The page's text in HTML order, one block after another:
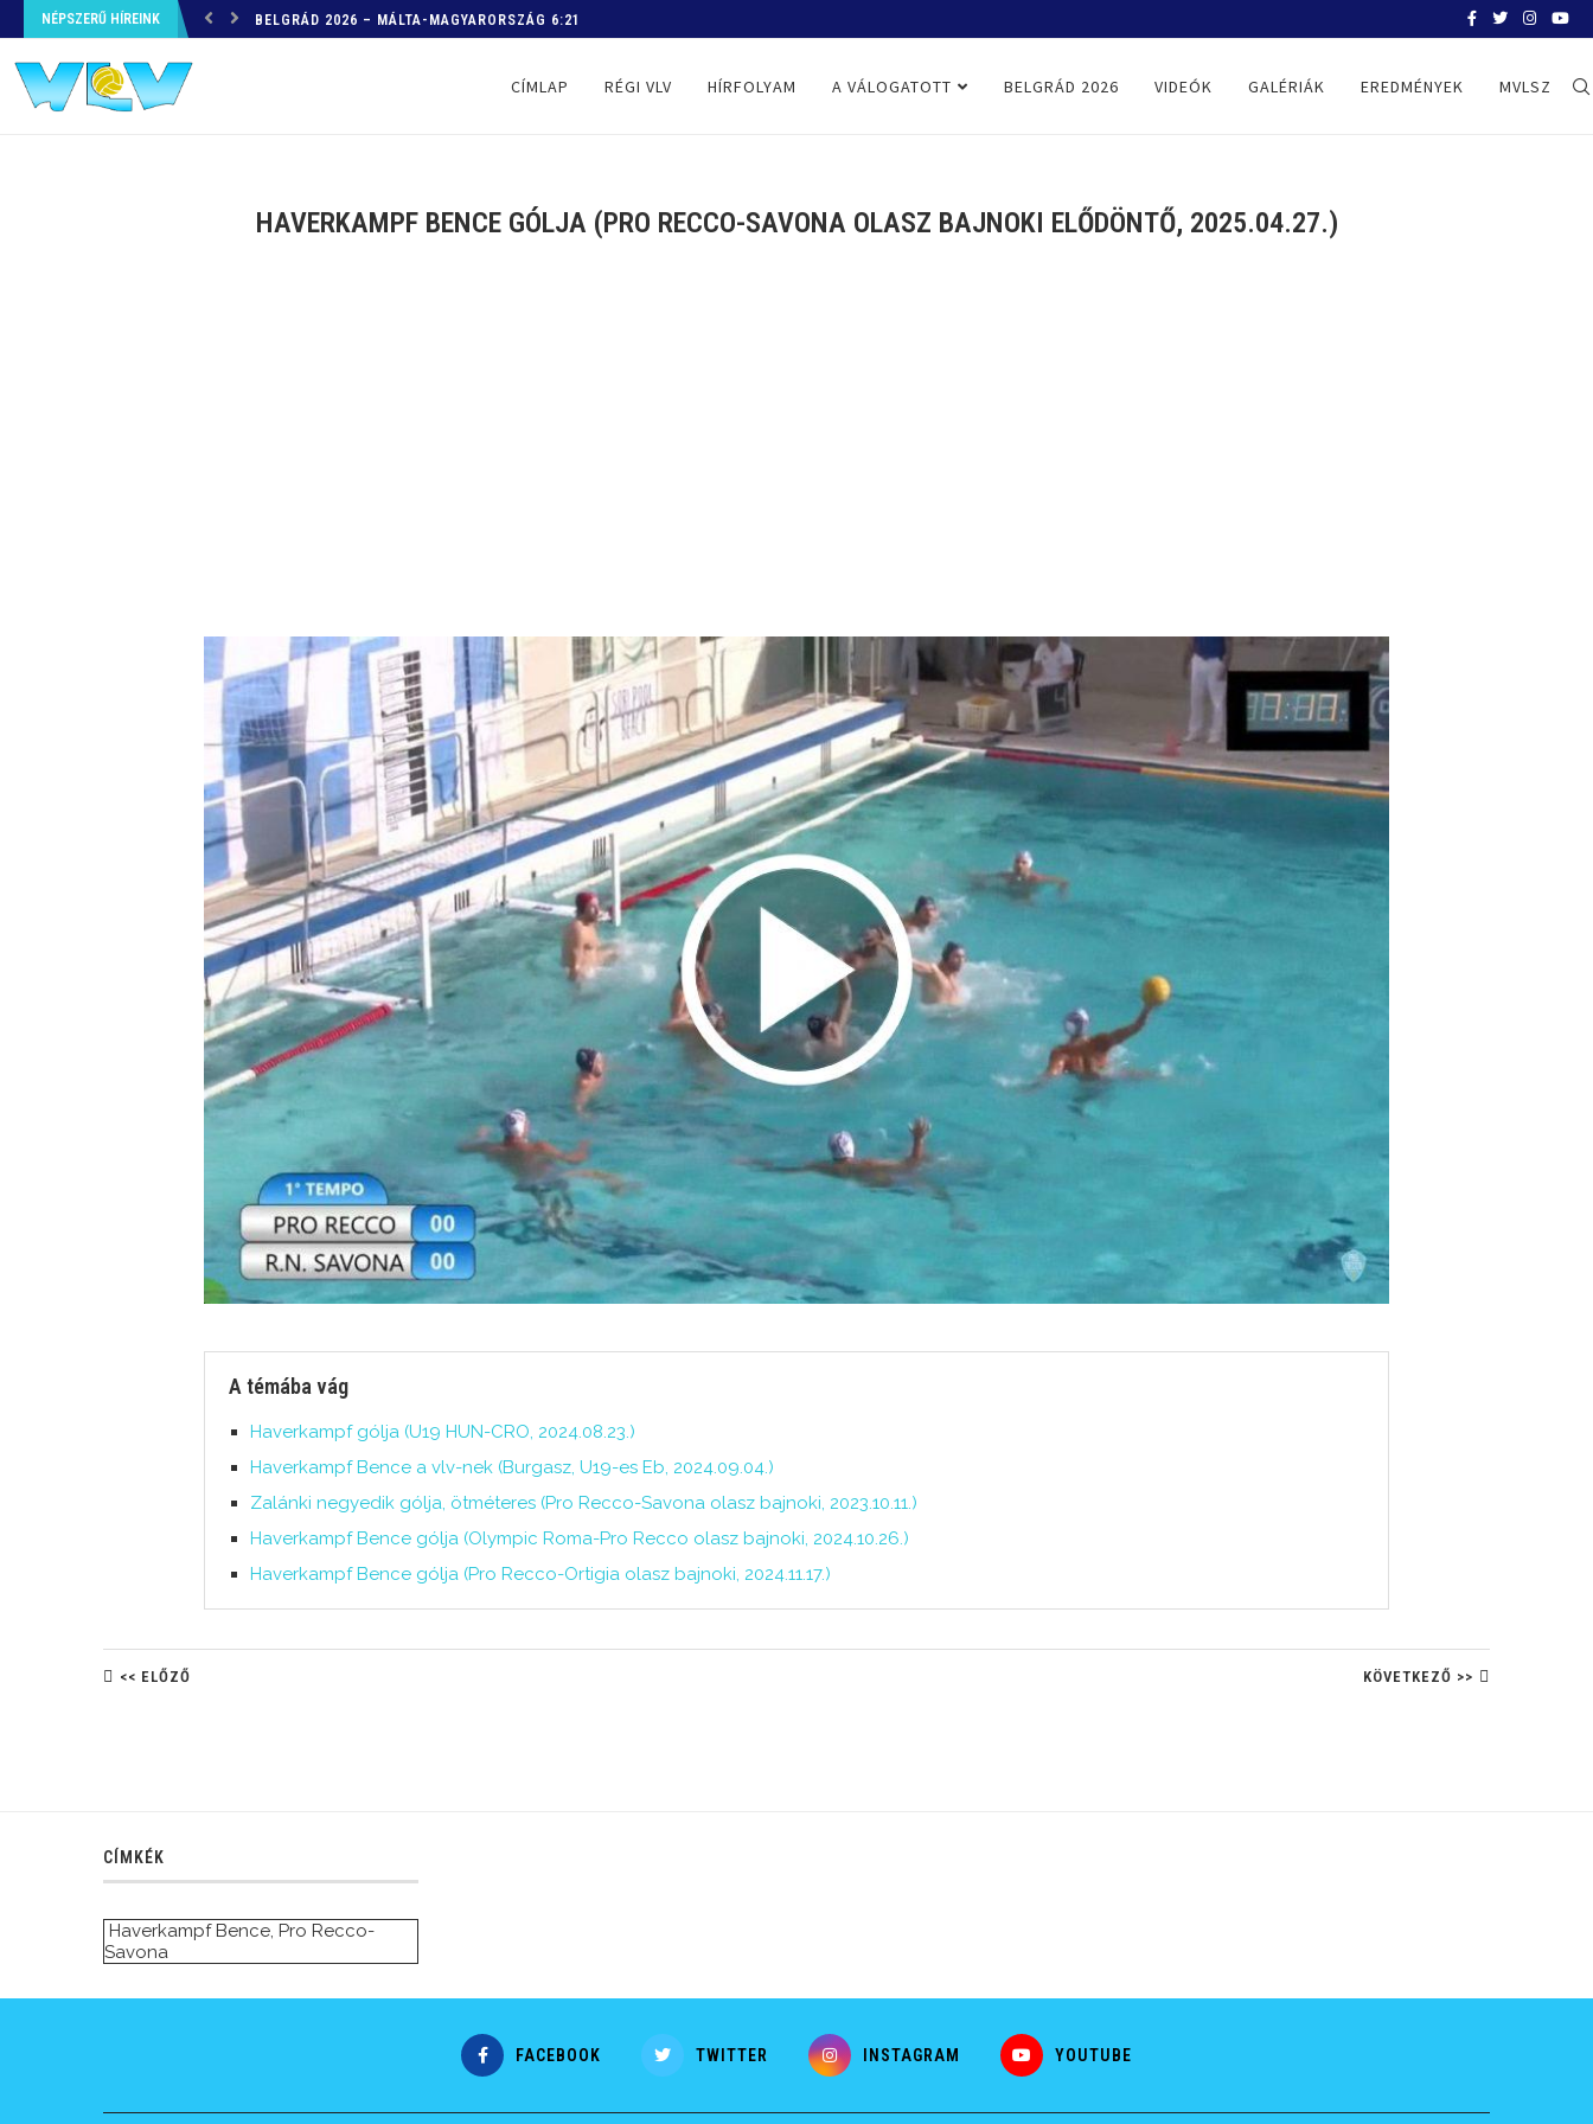
NÉPSZERŰ HÍREINK HELYZETKÉP AZ EB-RŐL – A TOVÁBBI PROGRAM
CÍMLAP RÉGI VLV HÍRFOLYAM A VÁLOGATOTT BELGRÁD 2026 VIDEÓK GALÉRIÁK EREDMÉNYEK MVLSZ
HAVERKAMPF BENCE GÓLJA (PRO RECCO-SAVONA OLASZ BAJNOKI ELŐDÖNTŐ, 2025.04.27.)
A témába vág
Haverkampf gólja (U19 HUN-CRO, 2024.08.23.)
Haverkampf Bence a vlv-nek (Burgasz, U19-es Eb, 2024.09.04.)
Zalánki negyedik gólja, ötméteres (Pro Recco-Savona olasz bajnoki, 2023.10.11.)
Haverkampf Bence gólja (Olympic Roma-Pro Recco olasz bajnoki, 2024.10.26.)
Haverkampf Bence gólja (Pro Recco-Ortigia olasz bajnoki, 2024.11.17.)
<< ELŐZŐ KÖVETKEZŐ >>
CÍMKÉK
Haverkampf Bence, Pro Recco-
Savona
FACEBOOK TWITTER INSTAGRAM YOUTUBE